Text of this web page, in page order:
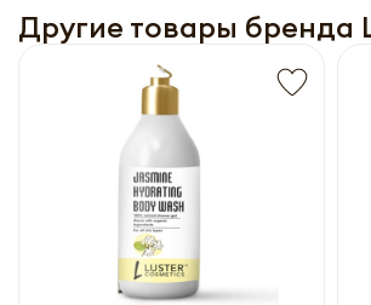
Другие товары бренда
Получить прайс-лист
Обязательны к заполнению